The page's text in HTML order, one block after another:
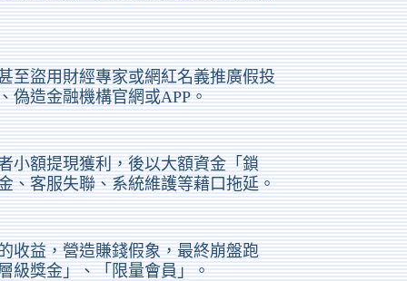
至盜用財經專家或網紅名義推廣假投
偽造金融機構官網或APP。
小額提現獲利，後以大額資金「鎖
、客服失聯、系統維護等藉口拖延。
收益，營造賺錢假象，最終崩盤跑
級獎金」、「限量會員」。